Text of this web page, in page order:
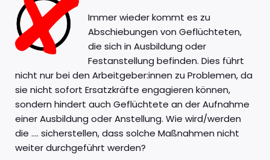
Immer wieder kommt es zu
Abschiebungen von Geflüchteten,
die sich in Ausbildung oder
Festanstellung befinden. Dies führt
nicht nur bei den Arbeitgeber:innen zu Problemen, da
sie nicht sofort Ersatzkräfte engagieren können,
sondern hindert auch Geflüchtete an der Aufnahme
einer Ausbildung oder Anstellung. Wie wird/werden
die …. sicherstellen, dass solche Maßnahmen nicht
weiter durchgeführt werden?